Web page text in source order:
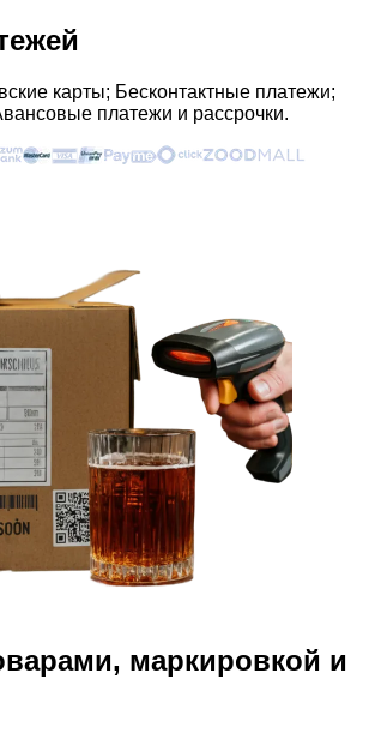
карты; Бесконтактные платежи;
платежи и рассрочки.
маркировкой и